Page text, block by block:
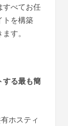
すべてお任
トを構築
す。
する最も簡
ホスティ